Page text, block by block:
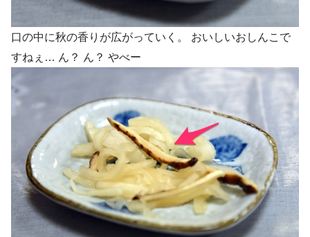
口の中に秋の香りが広がっていく。 おいしいおしんこで
すねぇ… ん？ ん？ やべー